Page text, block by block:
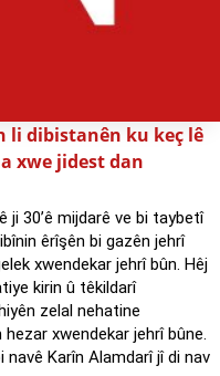
li dibistanên ku keç lê
xwe jidest dan
ji 30’ê mijdarê ve bi taybetî
êrîşên bi gazên jehrî
xwendekar jehrî bûn. Hêj
kirin û têkildarî
zelal nehatine
xwendekar jehrî bûne.
Karîn Alamdarî jî di nav